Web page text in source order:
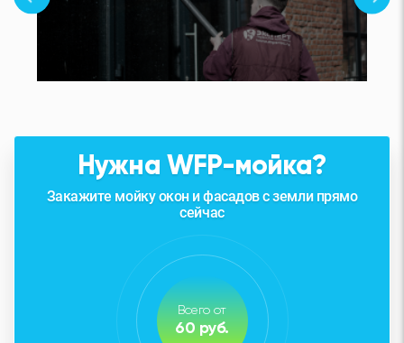
Нужна WFP-мойка?
Закажите мойку окон и фасадов с земли прямо
сейчас
Всего от
60 руб.